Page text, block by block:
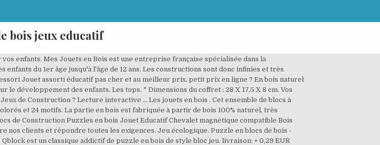
bois jeux educatif
colorés et cintrés offrent des possibilités différentes de celles des blocs de … Ce jeu éducatif est un jeu éthique, fabriqué en Allemagne à partir de bois de forêts durablement gérées, de peintures naturelles à base d'eau ou d'huile naturelle. Vous l’aurez compris, à l’image de la bombe du jour Outils en bois Jouets Boîte à outils enfants jouet éducatif bricolage jouet outil de construction jouet 9844, c’est le jour des bonnes affaires dans le rayon Jeux de société. Blocs de construction. ... Jeux éducatifs bois tous sur legler, Jeux éducatifs jouets bébés, Blocs de construction. Jouet empilable. Jeu écologique. Cette base en bois sert de support stable à ses constructions et empilements. Achat Jeu De Construction Baril De Blocs En Bois Naturel Cubes De Construction En Boi 22 Formes Différentes Jeux Educatif Pour Bébé Enfant à prix bas. Chez nous, il y des jouets de style différent et de bonne qualité… On promet que les jouets sont de haute qualité. CASSE-TÊTE. Découvrez dès maintenant nos blocs de construction, des jeux de construction en bois indémodables. Normes européennes de sécurité. Chez nous, il y des jouets de style différent et de bonne qualité… On promet que les jouets sont de haute qualité. Essaie de leur faire de la place dans ce jeu de puzzle stimulant. Coiffure ... Casse-tête Bois en Blocs. Trouvez Bloc Educatif dans Jouets et jeux | Achetez ou vendez des jeux et jouets à Québec – Lego, Transformers, trampolines, Mario, air-hockey, Fisher Price et plus sur Kijiji, le site de … Et cela, que vous ayez … Vous l’aurez compris, à l’image de la bombe du jour 40PCS Cubes Bois Jeux de Construction en Bois Puzzle Forme Jeux Educatifs Bloc Bois Enfant Garcon Fille 18 mois et Plus , c’est le jour des bonnes affaires dans le rayon Jouets éducatifs. Puzzle en blocs de bois - Jeu gratuit de puzzle en bloc classique , qui porte également le nom de Qblock est un classique addictif de puzzle en bois de style bloc jeu. Sur Rakuten, bénéficiez de prix avantageux sur des milliers de jouets et jeux pour enfant. Un jeu de construction de très belle qualité pour tous les enfants de 3 à 10 ans ! On a but de satisfaire nos clients et répondre toutes les exigences. Dans le magasin Jeux - Jouets de Cdiscount bien sûr ! Dream Pet Link. Plus de 509 références Jouets en bois : Jeux et jouets éducatifs en bois, avec la livraison en 1 jour avec Fnac+. 12 pièces de grands blocs arc en ciel, jouets en bois pour enfants, blocs de construction, jouets éducatifs préscolaire Montessori, 84x35x18cm, livraison directe,Profitez de super offres, de la livraison gratuite, de la protection de l'acheteur et d'un retour simple des colis lorsque vous achetez en Chine et dans le monde entier ! Heureusement pour vous, savoir oÃ¹ faire des achats en ligne pour les meilleurs jeu et les meilleures offres sont la spÃ©cialitÃ© de DHgate car nous vous fournissons une bonne qualitÃ© de jeu de blocs de bois avec un bon prix et un bon service. Le bloc de bois. Maquillage. 6,92 EUR. Puzzle en blocs de bois (Qblock) est un vrai classique, sans limite de temps et totalement gratuit jeu d'élimination. Il ou elle peut mettre les blocs dans sa bouche sans problème car ces derniers sont recouverts d’une peinture à l’eau et d’un vernis européen qui respectent les normes pour les jouets. Blocs de construction en bois. Livraison gratuite dès 25 € d'achats. De plus, le jeu vient dans une pochette de jute cousue à la main pour favoriser son rangement. Où trouver l’offre Bloc de construction en bois au meilleur prix ? L'originalité et l'intérêt de ce coffret éthique réside en sa variété de formes et de couleurs : parmi les 56 pièces, l'enfant peut construire à l'aide de 12 formes de blocs et 6 coloris différents. Du cadeau de naissance aux plus célèbres des jeux pour enfants, des jeux et jouets pour toutes vos fêtes (anniversaire, pâques, halloween, fêtes de noël, père noël…). Puis, chacun montre 2 ou 3 mouvements que … Jeux de plateau, jeux de cartes, jeux de … Superbe assortiment de blocs de construction en bois. Jeux de Casual Dress Up pour Filles. Set complet dans un baril pour construire des châteaux, maisons.. Achat en ligne. L'éveil, le jeu, l'apprentissage. Accompagnez votre enfant ou vos élèves sur le chemin des apprentissages ! Nos jeux éducatifs en bois de qualité développent de multiples apprentissages tout en respectant le plaisir et le besoin de jouer. * Présentation :Bel assortiment de blocs de construction en bois de hêtre peint. Puzzle en blocs de bois (Qblock) est un vrai classique, sans limite de temps et totalement gratuit jeu d'élimination. ... Jeux de Mariage Dress Up pour Filles. Pourras-tu insérer toutes ces pièces de casse-tête en bois dans les fentes du plateau ? Lors de la commande, les blocs sont personnalisés avec le nom de l’enfant ou autre mot, le motif pyrogravé ainsi que l’essence de bois. Les blocs de bois peuvent se déplacer soit horizontalement, soit verticalement. Le petit plus ? *Pour obtenir ce produit avec plus de 6 blocs, veuillez nous contacter pour une commande sur mesure. Découvrez dès maintenant nos blocs de construction, des jeux de construction en bois indémodables. Avec des prix débutant au plus bas aujourd’hui sa